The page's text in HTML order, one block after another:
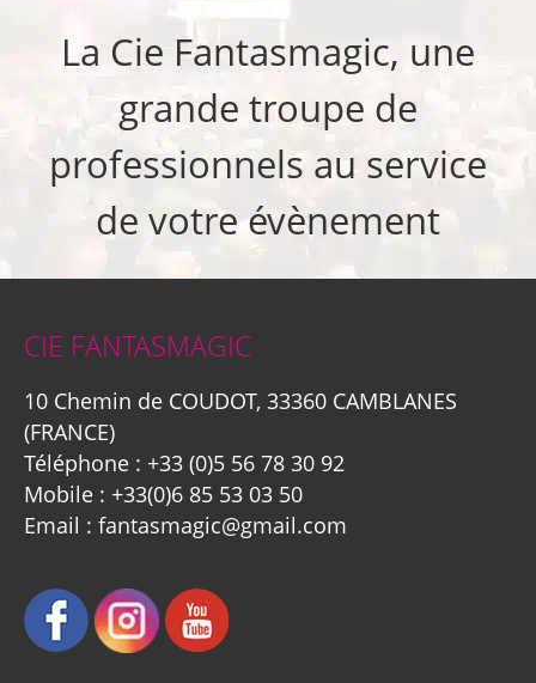
La Cie Fantasmagic, une
grande troupe de
professionnels au service
de votre évènement
CIE FANTASMAGIC
10 Chemin de COUDOT, 33360 CAMBLANES
(FRANCE)
Téléphone : +33 (0)5 56 78 30 92
Mobile : +33(0)6 85 53 03 50
Email : fantasmagic@gmail.com